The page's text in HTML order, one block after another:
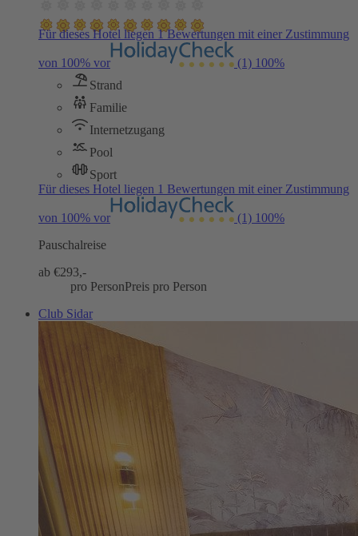
Für dieses Hotel liegen 1 Bewertungen mit einer Zustimmung
von 100% vor (1) 100%
Strand
Familie
Internetzugang
Pool
Sport
Für dieses Hotel liegen 1 Bewertungen mit einer Zustimmung
von 100% vor (1) 100%
Pauschalreise
ab €293,-
pro PersonPreis pro Person
Club Sidar